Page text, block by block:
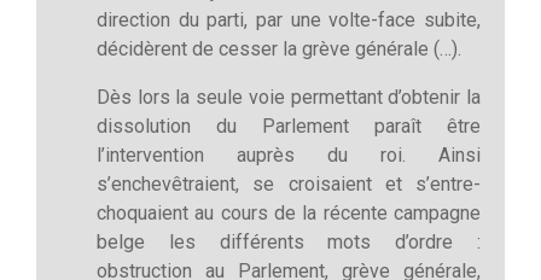
direction du parti, par une volte-face subite,
décidèrent de cesser la grève générale (…).
Dès lors la seule voie permettant d’obtenir la
dissolution du Parlement paraît être
l’intervention auprès du roi. Ainsi
s’enchevêtraient, se croisaient et s’entre-
choquaient au cours de la récente campagne
belge les différents mots d’ordre :
obstruction au Parlement, grève générale,